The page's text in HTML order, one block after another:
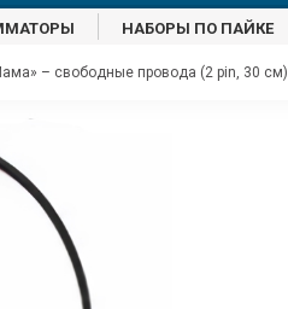
НАБОРЫ ПО ПАЙКЕ
– свободные провода (2 pin, 30 см)
Менеджер
shop@iarduino.ru
По техническим вопросам